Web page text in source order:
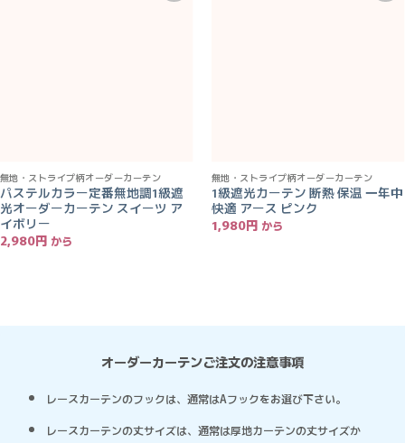
無地・ストライプ柄オーダーカーテン
パステルカラー定番無地調1級遮
光オーダーカーテン スイーツ ア
イボリー
2,980円
無地・ストライプ柄オーダーカーテン
1級遮光カーテン 断熱 保温 一年中
快適 アース ピンク
1,980円
オーダーカーテンご注文の注意事項
レースカーテンのフックは、通常はAフックをお選び下さい。
レースカーテンの丈サイズは、通常は厚地カーテンの丈サイズか